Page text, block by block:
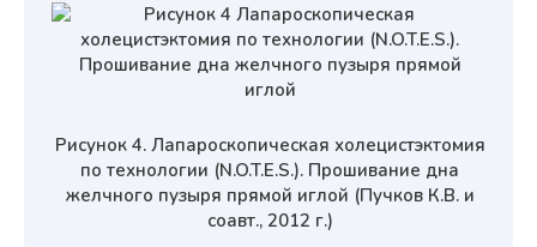
Рисунок 4. Лапароскопическая холецистэктомия
по технологии (N.O.T.E.S.). Прошивание дна
желчного пузыря прямой иглой (Пучков К.В. и
соавт., 2012 г.)